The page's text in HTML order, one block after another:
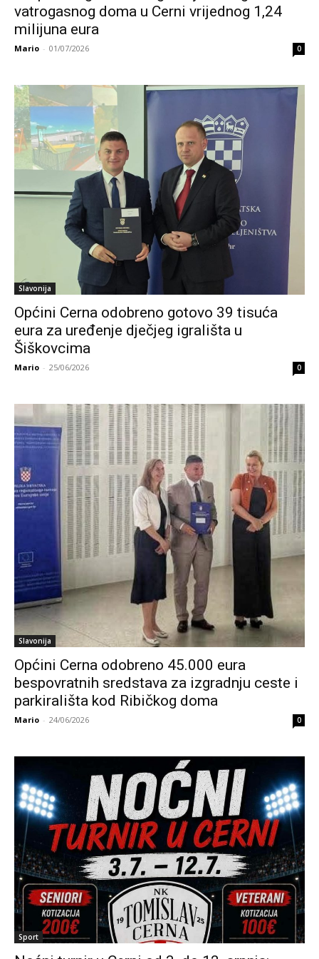
vatrogasnog doma u Cerni vrijednog 1,24
milijuna eura
Mario - 01/07/2026 0
Slavonija
Općini Cerna odobreno gotovo 39 tisuća
eura za uređenje dječjeg igrališta u
Šiškovcima
Mario - 25/06/2026 0
Slavonija
Općini Cerna odobreno 45.000 eura
bespovratnih sredstava za izgradnju ceste i
parkirališta kod Ribičkog doma
Mario - 24/06/2026 0
Sport